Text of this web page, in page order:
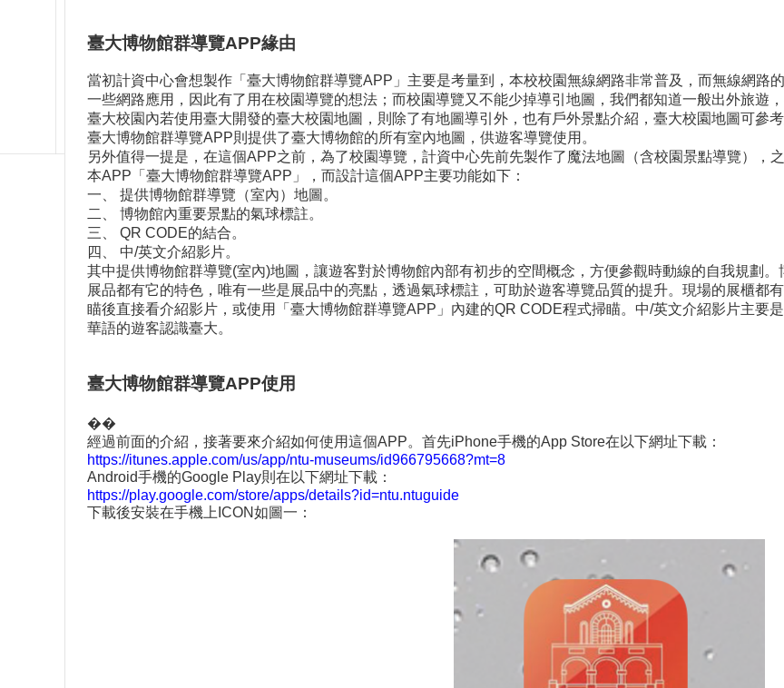
臺大博物館群導覽APP緣由
當初計資中心會想製作「臺大博物館群導覽APP」主要是考量到，本校校園無線網路非常普及，而無線網路
一些網路應用，因此有了用在校園導覽的想法；而校園導覽又不能少掉導引地圖，我們都知道一般出外旅遊
臺大校園內若使用臺大開發的臺大校園地圖，則除了有地圖導引外，也有戶外景點介紹，臺大校園地圖可參
臺大博物館群導覽APP則提供了臺大博物館的所有室內地圖，供遊客導覽使用。
另外值得一提是，在這個APP之前，為了校園導覽，計資中心先前先製作了魔法地圖（含校園景點導覽），
本APP「臺大博物館群導覽APP」，而設計這個APP主要功能如下：
一、 提供博物館群導覽（室內）地圖。
二、 博物館內重要景點的氣球標註。
三、 QR CODE的結合。
四、 中/英文介紹影片。
其中提供博物館群導覽(室內)地圖，讓遊客對於博物館內部有初步的空間概念，方便參觀時動線的自我規劃
展品都有它的特色，唯有一些是展品中的亮點，透過氣球標註，可助於遊客導覽品質的提升。現場的展櫃都
瞄後直接看介紹影片，或使用「臺大博物館群導覽APP」內建的QR CODE程式掃瞄。中/英文介紹影片主要
華語的遊客認識臺大。
臺大博物館群導覽APP使用
��
經過前面的介紹，接著要來介紹如何使用這個APP。首先iPhone手機的App Store在以下網址下載：
https://itunes.apple.com/us/app/ntu-museums/id966795668?mt=8
Android手機的Google Play則在以下網址下載：
https://play.google.com/store/apps/details?id=ntu.ntuguide
下載後安裝在手機上ICON如圖一：